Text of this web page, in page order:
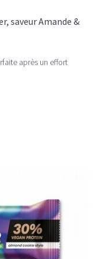
saveur Amande &
après un effort